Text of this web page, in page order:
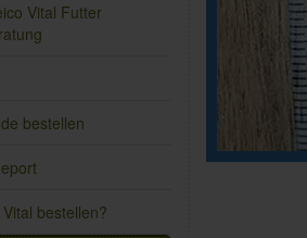
Vital Futter
bestellen
bestellen?